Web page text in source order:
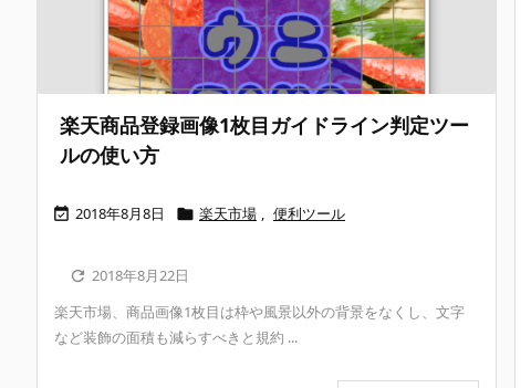
楽天商品登録画像1枚目ガイドライン判定ツー
ルの使い方
 2018年8月8日  楽天市場 , 便利ツール
 2018年8月22日
楽天市場、商品画像1枚目は枠や風景以外の背景をなくし、文字
など装飾の面積も減らすべきと規約 ...